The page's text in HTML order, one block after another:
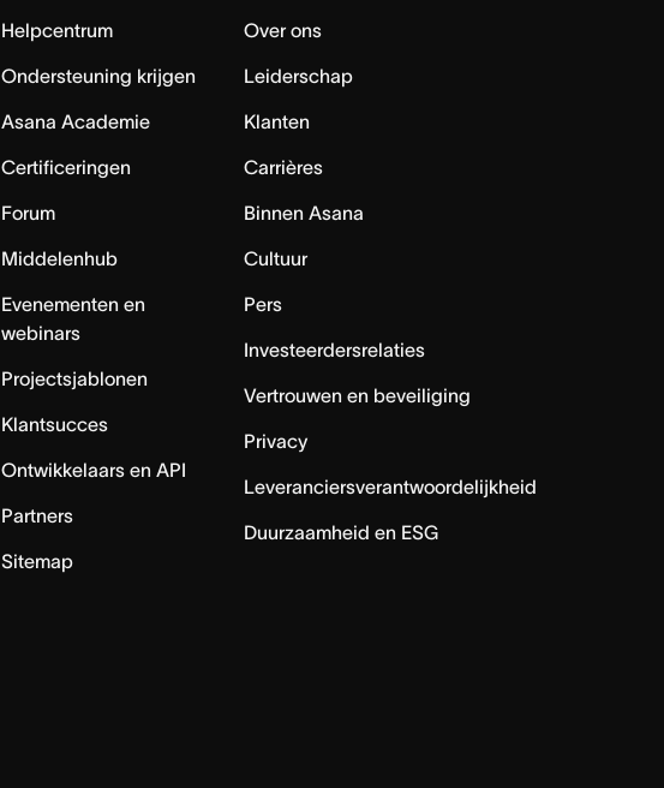
Helpcentrum
Ondersteuning krijgen
Asana Academie
Certificeringen
Forum
Middelenhub
Evenementen en
webinars
Projectsjablonen
Klantsucces
Ontwikkelaars en API
Partners
Sitemap
Over ons
Leiderschap
Klanten
Carrières
Binnen Asana
Cultuur
Pers
Investeerdersrelaties
Vertrouwen en beveiliging
Privacy
Leveranciersverantwoordelijkheid
Duurzaamheid en ESG